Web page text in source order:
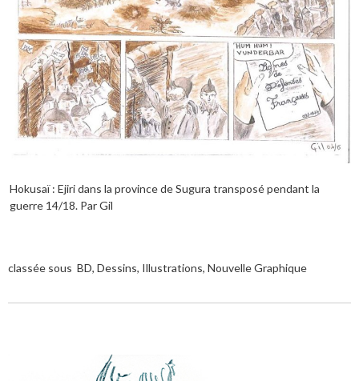
Hokusaï : Ejiri dans la province de Sugura transposé pendant la
guerre 14/18. Par Gil
classée sous BD, Dessins, Illustrations, Nouvelle Graphique